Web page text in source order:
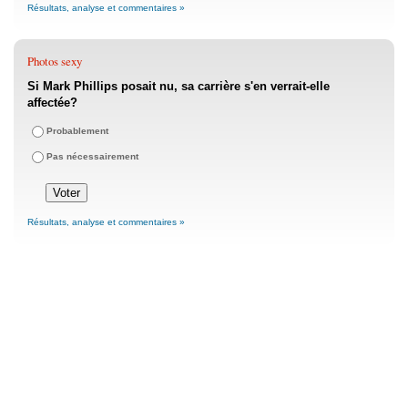
Résultats, analyse et commentaires »
Photos sexy
Si Mark Phillips posait nu, sa carrière s'en verrait-elle
affectée?
Probablement
Pas nécessairement
Résultats, analyse et commentaires »